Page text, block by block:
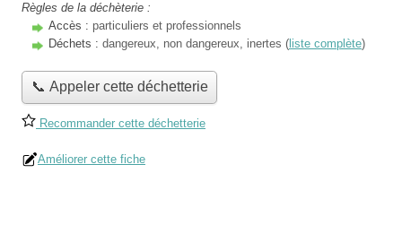
Règles de la déchèterie :
Accès : particuliers et professionnels
Déchets : dangereux, non dangereux, inertes ( liste complète)
📞 Appeler cette déchetterie
Recommander cette déchetterie
Améliorer cette fiche